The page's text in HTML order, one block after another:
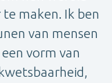
maken. Ik ben
van mensen
vorm van